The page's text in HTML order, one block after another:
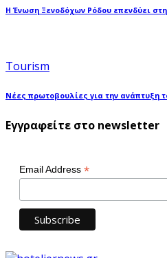
Η Ένωση Ξενοδόχων Ρόδου επενδύει
Tourism
Νέες πρωτοβουλίες για την ανάπτυξη
Εγγραφείτε στο newsletter
Email Address *